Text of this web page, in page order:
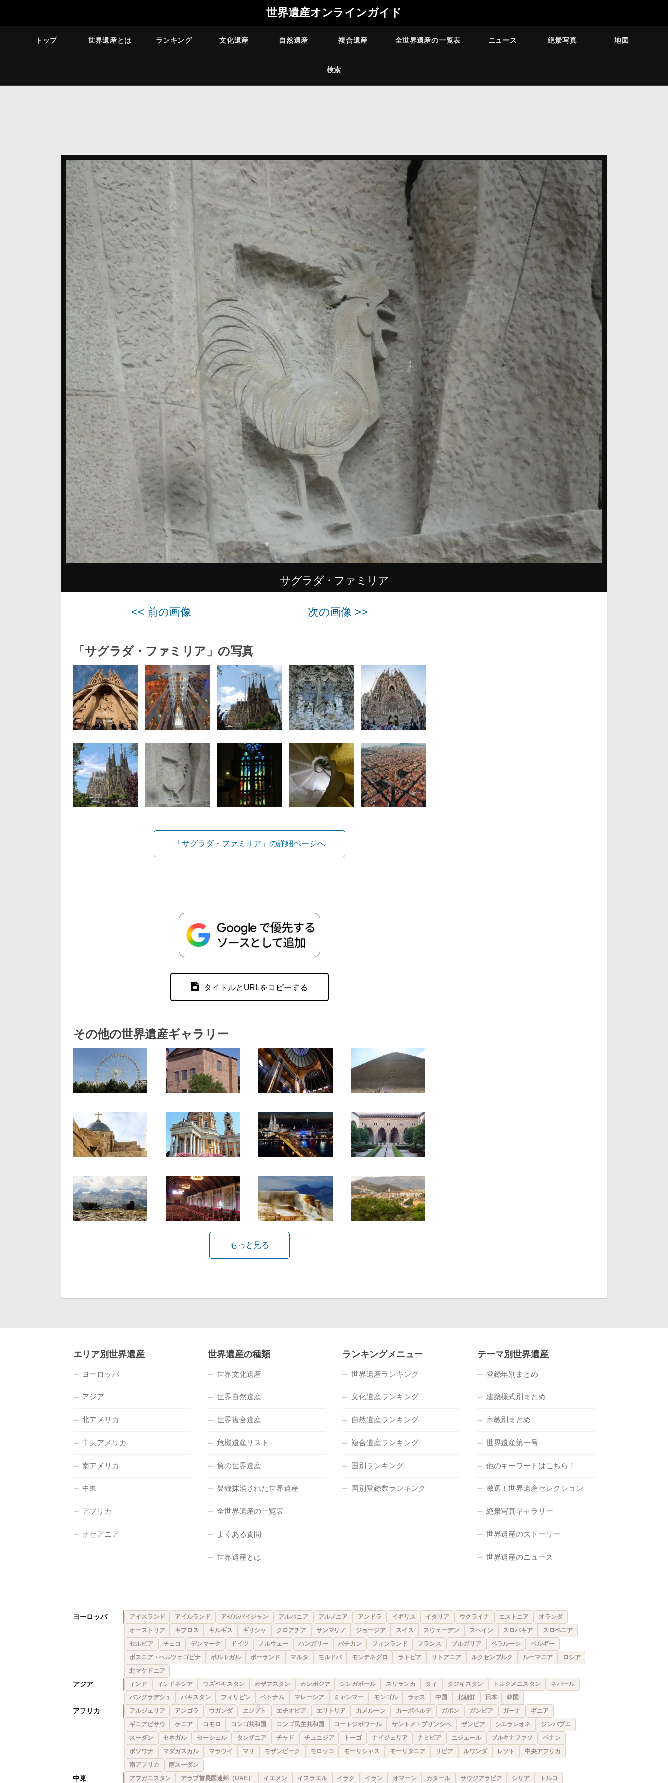
世界遺産オンラインガイド
トップ 世界遺産とは ランキング 文化遺産 自然遺産 複合遺産 全世界遺産の一覧表 ニュース 絶景写真 地図
検索
サグラダ・ファミリア
<< 前の画像 次の画像 >>
「サグラダ・ファミリア」の写真
「サグラダ・ファミリア」の詳細ページへ
タイトルとURLをコピーする
その他の世界遺産ギャラリー
もっと見る
エリア別世界遺産
ヨーロッパ
アジア
北アメリカ
中央アメリカ
南アメリカ
中東
アフリカ
オセアニア
世界遺産の種類
世界文化遺産
世界自然遺産
世界複合遺産
危機遺産リスト
負の世界遺産
登録抹消された世界遺産
全世界遺産の一覧表
よくある質問
世界遺産とは
ランキングメニュー
世界遺産ランキング
文化遺産ランキング
自然遺産ランキング
複合遺産ランキング
国別ランキング
国別登録数ランキング
テーマ別世界遺産
登録年別まとめ
建築様式別まとめ
宗教別まとめ
世界遺産第一号
他のキーワードはこちら！
激選！世界遺産セレクション
絶景写真ギャラリー
世界遺産のストーリー
世界遺産のニュース
ヨーロッパ アイスランド アイルランド アゼルバイジャン アルバニア アルメニア アンドラ イギリス イタリア ウクライナ エストニア
オランダ
オーストリア
キプロス キルギス ギリシャ クロアチア サンマリノ ジョージア スイス スウェーデン スペイン スロバキア
スロベニア
セルビア
チェコ デンマーク ドイツ ノルウェー ハンガリー バチカン フィンランド フランス ブルガリア ベラルーシ
ベルギー
ボスニア・ヘルツェゴビナ
ポルトガル ポーランド マルタ モルドバ モンテネグロ ラトビア リトアニア ルクセンブルク ルーマニア
ロシア
北マケドニア
アジア インド インドネシア ウズベキスタン カザフスタン カンボジア シンガポール スリランカ タイ タジキスタン トルクメニスタン
ネパール
バングラデシュ
パキスタン フィリピン ベトナム マレーシア ミャンマー モンゴル ラオス 中国 北朝鮮 日本 韓国
アフリカ アルジェリア アンゴラ ウガンダ エジプト エチオピア エリトリア カメルーン カーボベルデ ガボン ガンビア ガーナ
ギニア
ギニアビサウ
ケニア コモロ コンゴ共和国 コンゴ民主共和国 コートジボワール サントメ・プリンシペ ザンビア シエラレオネ
ジンバブエ
スーダン
セネガル セーシェル タンザニア チャド チュニジア トーゴ ナイジェリア ナミビア ニジェール ブルキナファソ
ベナン
ボツワナ
マダガスカル マラウイ マリ モザンビーク モロッコ モーリシャス モーリタニア リビア ルワンダ レソト
中央アフリカ
南アフリカ
南スーダン
中東 アフガニスタン アラブ首長国連邦（UAE） イエメン イスラエル イラク イラン オマーン カタール サウジアラビア シリア トルコ